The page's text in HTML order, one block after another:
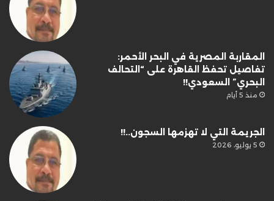
المقاربة المصرية في البحر الأحمر:
تفاصيل تحفظ القاهرة على “التحالف
البحري” السعودي!!
منذ 5 أيام
الجريمة التي لا تهزمها السجون..!!
5 يوليو، 2026